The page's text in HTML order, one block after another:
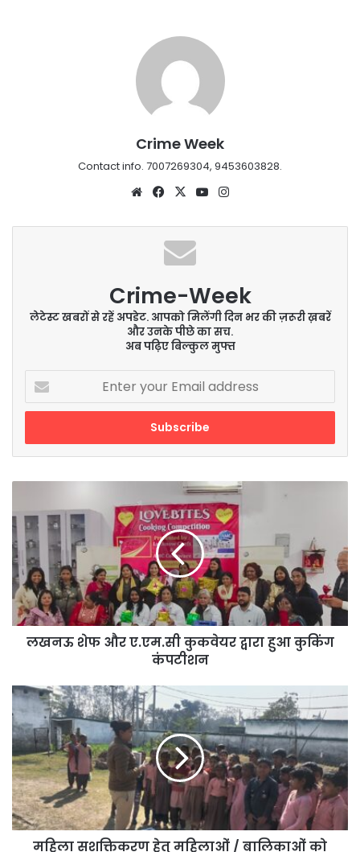
Crime Week
Contact info. 7007269304, 9453603828.
WebsiteFacebook
X YouTube
Crime-Week
लेटेस्ट खबरों से रहें अपडेट. आपको मिलेंगी दिन भर की ज़रूरी ख़बरें
और उनके पीछे का सच.
अब पढ़िए बिल्कुल मुफ्त
Enter
your
Email
और
ए.एम.सी
कुकवेयर
द्वारा
हुआ
कुकिंग
कंपटीशन
लखनऊ शेफ और ए.एम.सी कुकवेयर द्वारा हुआ कुकिंग
कंपटीशन
महिला
सशक्तिकरण
हेतु
महिलाओं
/
बालिकाओं
को
बलरामपुर
पुलिस
महिला सशक्तिकरण हेतु महिलाओं / बालिकाओं को